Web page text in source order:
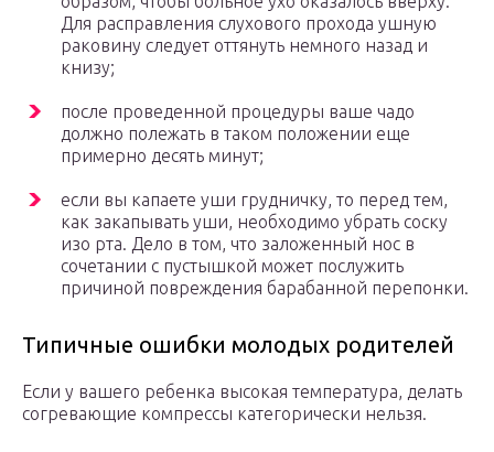
Для расправления слухового прохода ушную
раковину следует оттянуть немного назад и
книзу;
после проведенной процедуры ваше чадо
должно полежать в таком положении еще
примерно десять минут;
если вы капаете уши грудничку, то перед тем,
как закапывать уши, необходимо убрать соску
изо рта. Дело в том, что заложенный нос в
сочетании с пустышкой может послужить
причиной повреждения барабанной перепонки.
Типичные ошибки молодых родителей
Если у вашего ребенка высокая температура, делать
согревающие компрессы категорически нельзя.